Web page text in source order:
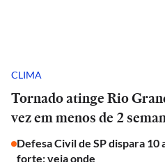
CLIMA
Tornado atinge Rio
vez em menos de 2
Defesa Civil de SP dispara
forte; veja onde